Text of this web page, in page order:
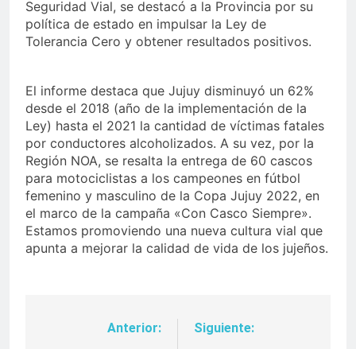
Seguridad Vial, se destacó a la Provincia por su
política de estado en impulsar la Ley de
Tolerancia Cero y obtener resultados positivos.
El informe destaca que Jujuy disminuyó un 62%
desde el 2018 (año de la implementación de la
Ley) hasta el 2021 la cantidad de víctimas fatales
por conductores alcoholizados. A su vez, por la
Región NOA, se resalta la entrega de 60 cascos
para motociclistas a los campeones en fútbol
femenino y masculino de la Copa Jujuy 2022, en
el marco de la campaña «Con Casco Siempre».
Estamos promoviendo una nueva cultura vial que
apunta a mejorar la calidad de vida de los jujeños.
Navegación
Anterior:
Siguiente: